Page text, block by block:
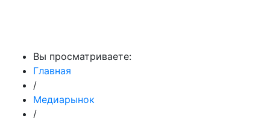
Вы просматриваете:
Главная
/
Медиарынок
/